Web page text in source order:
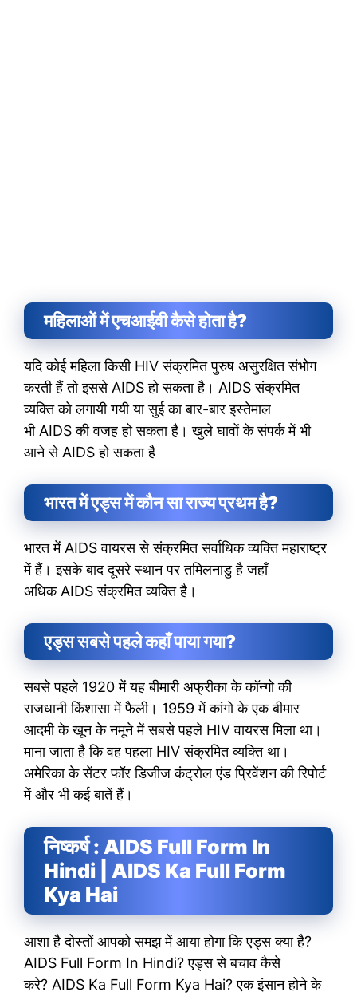
महिलाओं में एचआईवी कैसे होता है?
यदि कोई महिला किसी HIV संक्रमित पुरुष असुरक्षित संभोग
करती हैं तो इससे AIDS हो सकता है। AIDS संक्रमित
व्यक्ति को लगायी गयी या सुई का बार-बार इस्तेमाल
भी AIDS की वजह हो सकता है। खुले घावों के संपर्क में भी
आने से AIDS हो सकता है
भारत में एड्स में कौन सा राज्य प्रथम है?
भारत में AIDS वायरस से संक्रमित सर्वाधिक व्यक्ति महाराष्ट्र
में हैं। इसके बाद दूसरे स्थान पर तमिलनाडु है जहाँ
अधिक AIDS संक्रमित व्यक्ति है।
एड्स सबसे पहले कहाँ पाया गया?
सबसे पहले 1920 में यह बीमारी अफ्रीका के कॉन्गो की
राजधानी किंशासा में फैली। 1959 में कांगो के एक बीमार
आदमी के खून के नमूने में सबसे पहले HIV वायरस मिला था।
माना जाता है कि वह पहला HIV संक्रमित व्यक्ति था।
अमेरिका के सेंटर फॉर डिजीज कंट्रोल एंड प्रिवेंशन की रिपोर्ट
में और भी कई बातें हैं।
निष्कर्ष : AIDS Full Form In
Hindi | AIDS Ka Full Form
Kya Hai
आशा है दोस्तों आपको समझ में आया होगा कि एड्स क्या है?
AIDS Full Form In Hindi? एड्स से बचाव कैसे
करे? AIDS Ka Full Form Kya Hai? एक इंसान होने के